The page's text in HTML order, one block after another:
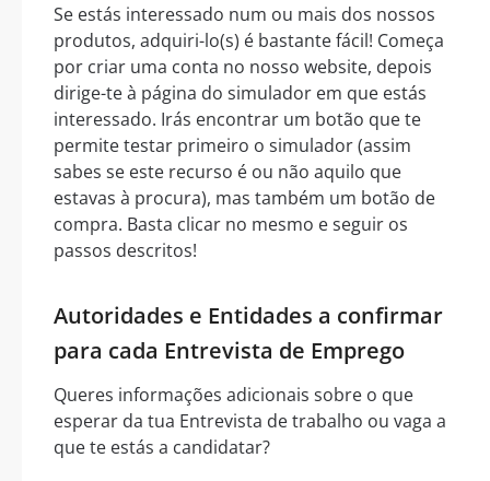
Se estás interessado num ou mais dos nossos
produtos, adquiri-lo(s) é bastante fácil! Começa
por criar uma conta no nosso website, depois
dirige-te à página do simulador em que estás
interessado. Irás encontrar um botão que te
permite testar primeiro o simulador (assim
sabes se este recurso é ou não aquilo que
estavas à procura), mas também um botão de
compra. Basta clicar no mesmo e seguir os
passos descritos!
Autoridades e Entidades a confirmar
para cada Entrevista de Emprego
Queres informações adicionais sobre o que
esperar da tua Entrevista de trabalho ou vaga a
que te estás a candidatar?